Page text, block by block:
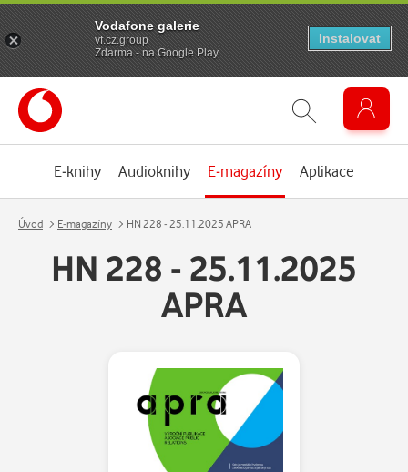
E-knihy Audioknihy E-magazíny Aplikace
Úvod E-magazíny HN 228 - 25.11.2025 APRA
HN 228 - 25.11.2025
APRA
Vodafone galerie
vf.cz.group
Zdarma - na Google Play
Instalovat